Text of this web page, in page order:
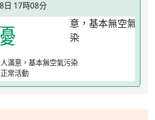
日 17時08分
滿意，基本無空氣污染
常活動